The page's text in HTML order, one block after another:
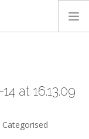
at 16.13.09
Categorised